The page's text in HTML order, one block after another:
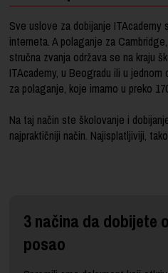
Sve uslove za dobijanje ITAcademy
interneta. A polaganje za
stručna zvanja održava se na kraju
ITAcademy, u Beogradu ili u
za polaganje, koje imamo u preko
Na taj način ste školovanje i
najpraktičniji način. Najisplatljiviji,
3 načina da dobijete
posao